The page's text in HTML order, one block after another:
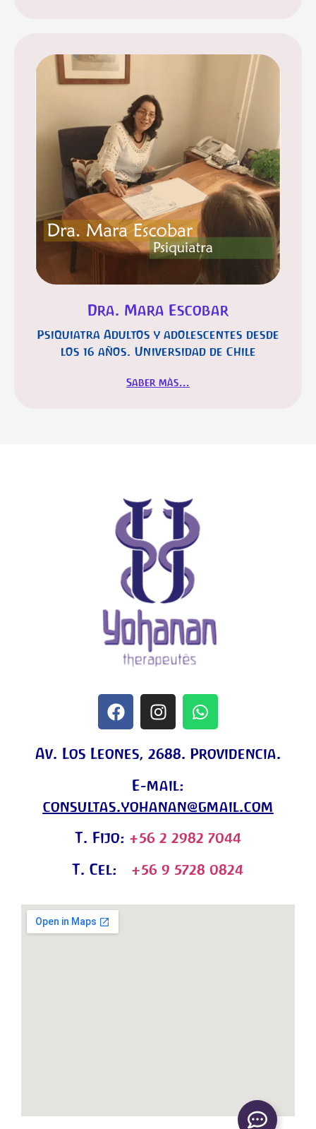
Dra. Mara Escobar
Psiquiatra Adultos y adolescentes desde
los 16 años. Universidad de Chile
Saber màs...
Av. Los Leones, 2688. Providencia.
E-mail:
consultas.yohanan@gmail.com
T. Fijo: +56 2 2982 7044
T. Cel: +56 9 5728 0824